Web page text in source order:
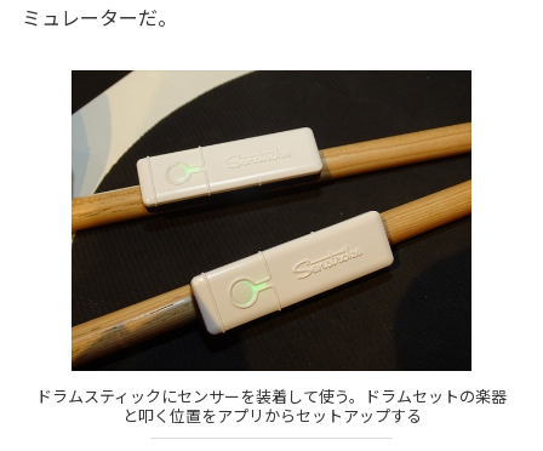
ミュレーターだ。
ドラムスティックにセンサーを装着して使う。ドラムセットの楽器
と叩く位置をアプリからセットアップする